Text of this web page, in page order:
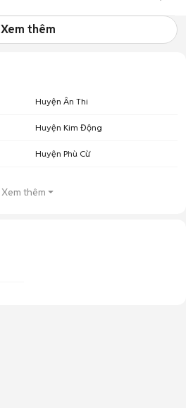
Xem thêm
Huyện Ân Thi
Huyện Kim Động
Huyện Phù Cừ
Xem thêm